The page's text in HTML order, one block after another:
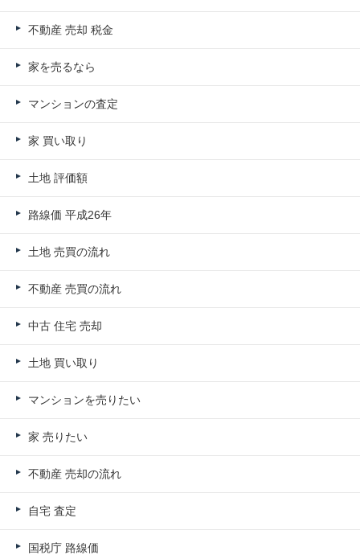
不動産 売却 税金
家を売るなら
マンションの査定
家 買い取り
土地 評価額
路線価 平成26年
土地 売買の流れ
不動産 売買の流れ
中古 住宅 売却
土地 買い取り
マンションを売りたい
家 売りたい
不動産 売却の流れ
自宅 査定
国税庁 路線価